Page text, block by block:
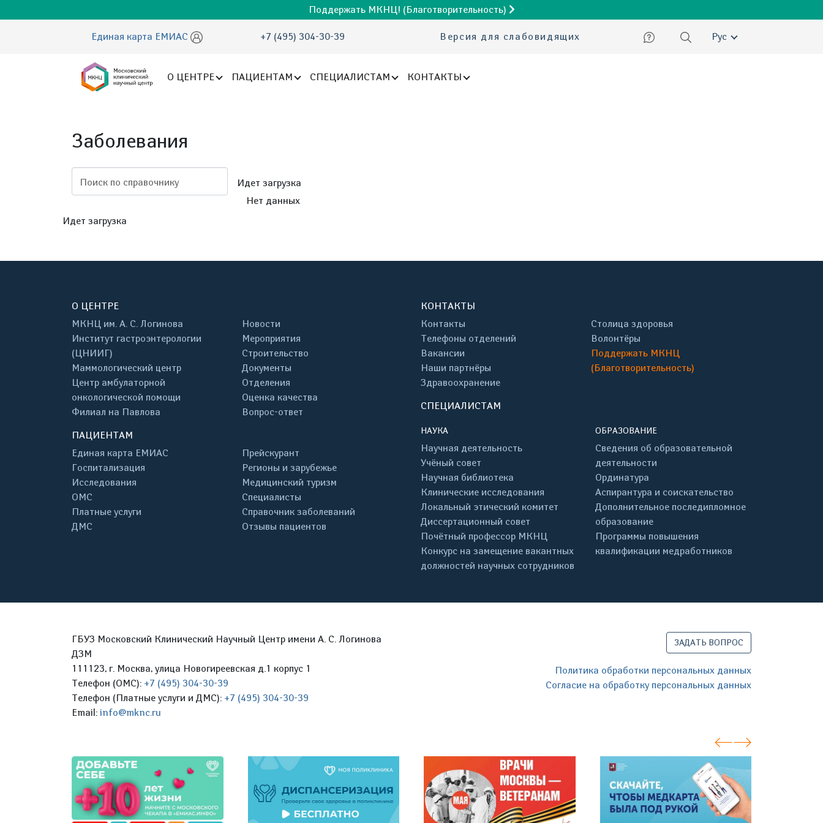
Поддержать МКНЦ! (Благотворительность)
Единая карта ЕМИАС +7 (495) 304-30-39 Версия для слабовидящих Русский
О ЦЕНТРЕ ПАЦИЕНТАМ СПЕЦИАЛИСТАМ КОНТАКТЫ
Заболевания
Поиск по справочнику
Идет загрузка
Идет загрузка
Нет данных
О ЦЕНТРЕ
МКНЦ им. А. С. Логинова
Институт гастроэнтерологии
(ЦНИИГ)
Маммологический центр
Центр амбулаторной
онкологической помощи
Филиал на Павлова
Новости
Мероприятия
Строительство
Документы
Отделения
Оценка качества
Вопрос-ответ
ПАЦИЕНТАМ
Единая карта ЕМИАС
Госпитализация
Исследования
ОМС
Платные услуги
ДМС
Прейскурант
Регионы и зарубежье
Медицинский туризм
Специалисты
Справочник заболеваний
Отзывы пациентов
КОНТАКТЫ
Контакты
Телефоны отделений
Вакансии
Наши партнёры
Здравоохранение
Столица здоровья
Волонтёры
Поддержать МКНЦ
(Благотворительность)
СПЕЦИАЛИСТАМ
НАУКА
Научная деятельность
Учёный совет
Научная библиотека
Клинические исследования
Локальный этический комитет
Диссертационный совет
Почётный профессор МКНЦ
Конкурс на замещение вакантных
должностей научных сотрудников
ОБРАЗОВАНИЕ
Сведения об образовательной
деятельности
Ординатура
Аспирантура и соискательство
Дополнительное последипломное
образование
Программы повышения
квалификации медработников
ГБУЗ Московский Клинический Научный Центр имени А. С. Логинова
ДЗМ
111123, г. Москва, улица Новогиреевская д.1 корпус 1
Телефон (ОМС): +7 (495) 304-30-39
Телефон (Платные услуги и ДМС): +7 (495) 304-30-39
Email: info@mknc.ru
ЗАДАТЬ ВОПРОС
Политика обработки персональных данных
Согласие на обработку персональных данных